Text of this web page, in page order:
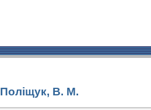
В. М.